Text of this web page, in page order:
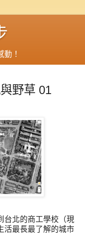
！
野草 01
台北的商工學校（現
活最長最了解的城市